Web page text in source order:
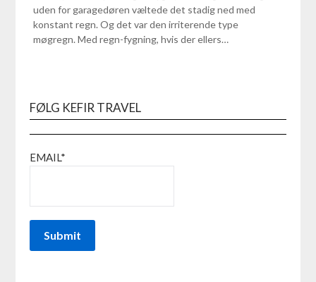
uden for garagedøren væltede det stadig ned med
konstant regn. Og det var den irriterende type
møgregn. Med regn-fygning, hvis der ellers…
FØLG KEFIR TRAVEL
EMAIL*